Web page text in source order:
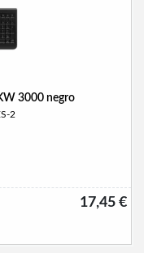
3000 negro
2
17,45 €